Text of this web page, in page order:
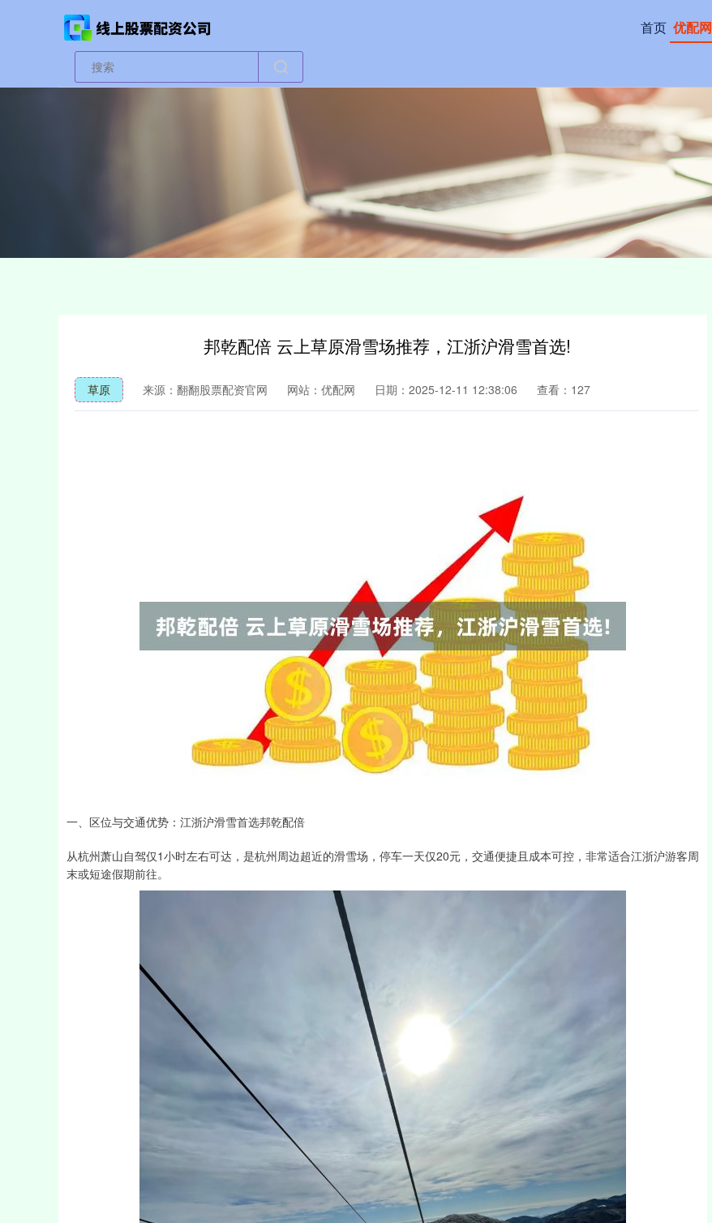
首页 优配网
邦乾配倍 云上草原滑雪场推荐，江浙沪滑雪首选!
草原 来源：翻翻股票配资官网 网站：优配网 日期：2025-12-11 12:38:06 查看：127
一、区位与交通优势：江浙沪滑雪首选邦乾配倍
从杭州萧山自驾仅1小时左右可达，是杭州周边超近的滑雪场，停车一天仅20元，交通便捷且成本可控，非常适合江浙沪游客周
末或短途假期前往。
深证成指 14110.12 -34.08 -0.24% 沪深300 4651.31